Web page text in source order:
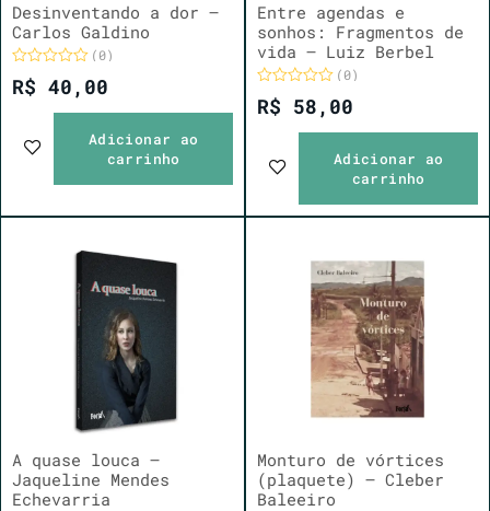
Desinventando a dor –
Carlos Galdino
Avaliação
0
(0)
R$ 40,00
Adicionar ao
carrinho
Entre agendas e
sonhos: Fragmentos de
vida – Luiz Berbel
Avaliação
0
(0)
R$ 58,00
Adicionar ao
carrinho
A quase louca –
Jaqueline Mendes
Echevarria
Monturo de vórtices
(plaquete) – Cleber
Baleeiro